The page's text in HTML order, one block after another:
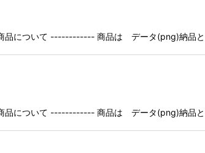
いて ------------ 商品は データ(png)納品とな
いて ------------ 商品は データ(png)納品とな